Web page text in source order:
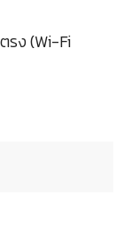
รง (Wi-Fi